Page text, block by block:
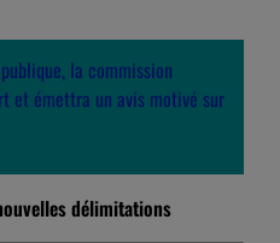
la commission
et émettra un avis motivé sur
délimitations